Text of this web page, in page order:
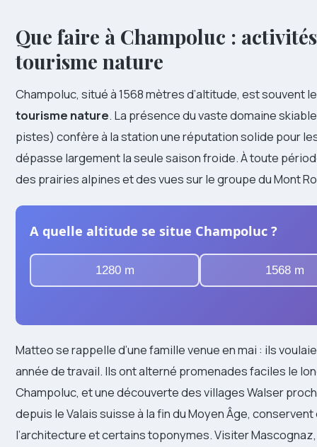
Que faire à Champoluc :
tourisme nature
Champoluc, situé à 1568 mètres d’altitude, est souvent
tourisme nature. La présence du vaste domaine
pistes) confère à la station une réputation solide pour
dépasse largement la seule saison froide. À toute
des prairies alpines et des vues sur le groupe du Mont
A quelle altitude se situe Champoluc ?
1280 m 1568 m
Matteo se rappelle d’une famille venue en mai : ils
année de travail. Ils ont alterné promenades faciles le
Champoluc, et une découverte des villages Walser
depuis le Valais suisse à la fin du Moyen Âge,
l’architecture et certains toponymes. Visiter